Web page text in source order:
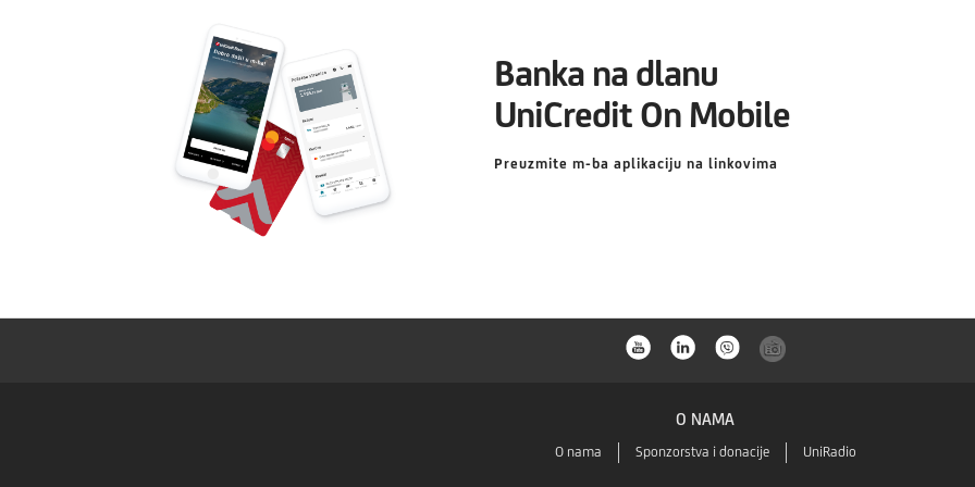
Banka na dlanu
UniCredit On Mobile
Preuzmite m-ba aplikaciju na linkovima
O NAMA
O nama Sponzorstva i donacije UniRadio